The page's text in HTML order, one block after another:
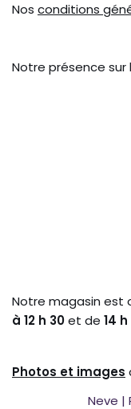
Nos conditions
Notre présence sur
Notre magasin est
à 12 h 30et de 14 h
Photos et images
Neve |